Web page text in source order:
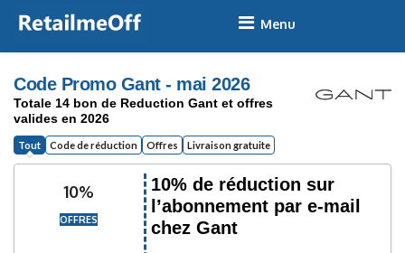
Skip
content
Code Promo Gant - mai 2026
Totale 14 bon de Reduction Gant et offres
valides en 2026
Tout Code de réduction Offres Livraison gratuite
10%
OFFRES
10% de réduction sur
l’abonnement par e-mail
chez Gant